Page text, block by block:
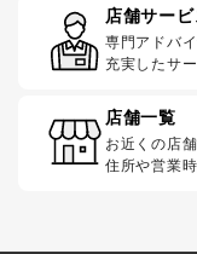
店舗サービ
専門アドバ
充実したサ
店舗一覧
お近くの店
住所や営業